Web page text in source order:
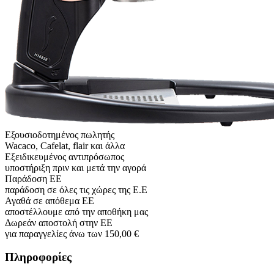
Εξουσιοδοτημένος πωλητής
Wacaco, Cafelat, flair και άλλα
Εξειδικευμένος αντιπρόσωπος
υποστήριξη πριν και μετά την αγορά
Παράδοση ΕΕ
παράδοση σε όλες τις χώρες της Ε.Ε
Αγαθά σε απόθεμα ΕΕ
αποστέλλουμε από την αποθήκη μας
Δωρεάν αποστολή στην ΕΕ
για παραγγελίες άνω των 150,00 €
Πληροφορίες